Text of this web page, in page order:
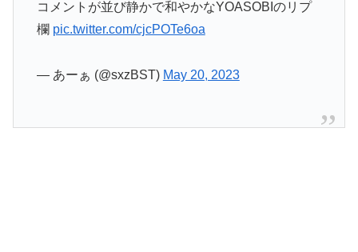
コメントが並び静かで和やかなYOASOBIのリプ
欄 pic.twitter.com/cjcPOTe6oa
— あーぁ (@sxzBST) May 20, 2023